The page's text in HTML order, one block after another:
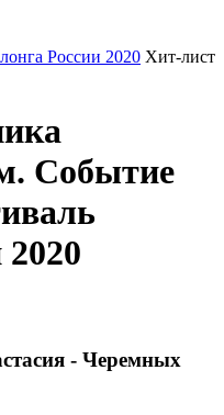
России 2020 Хит-лист
Событие
- Черемных